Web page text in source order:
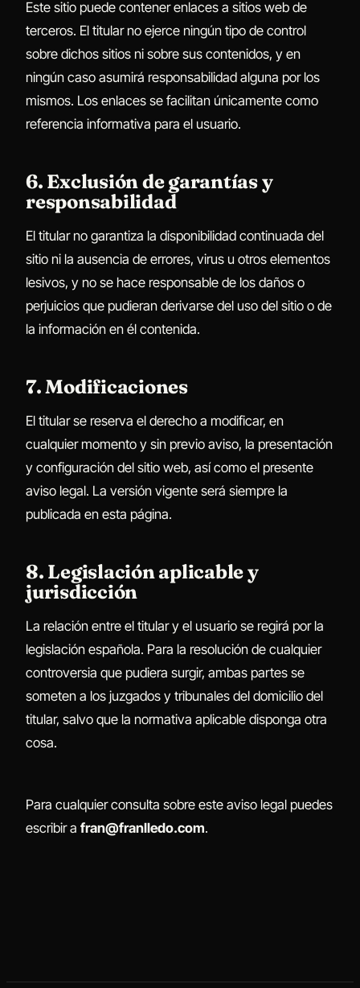
Este sitio puede contener enlaces a sitios web de
terceros. El titular no ejerce ningún tipo de control
sobre dichos sitios ni sobre sus contenidos, y en
ningún caso asumirá responsabilidad alguna por los
mismos. Los enlaces se facilitan únicamente como
referencia informativa para el usuario.
6. Exclusión de garantías y
responsabilidad
El titular no garantiza la disponibilidad continuada del
sitio ni la ausencia de errores, virus u otros elementos
lesivos, y no se hace responsable de los daños o
perjuicios que pudieran derivarse del uso del sitio o de
la información en él contenida.
7. Modificaciones
El titular se reserva el derecho a modificar, en
cualquier momento y sin previo aviso, la presentación
y configuración del sitio web, así como el presente
aviso legal. La versión vigente será siempre la
publicada en esta página.
8. Legislación aplicable y
jurisdicción
La relación entre el titular y el usuario se regirá por la
legislación española. Para la resolución de cualquier
controversia que pudiera surgir, ambas partes se
someten a los juzgados y tribunales del domicilio del
titular, salvo que la normativa aplicable disponga otra
cosa.
Para cualquier consulta sobre este aviso legal puedes
escribir a fran@franlledo.com.